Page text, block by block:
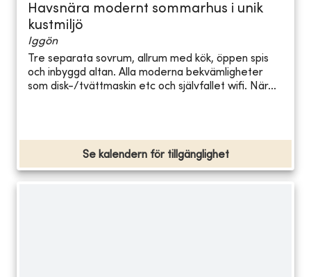
Havsnära modernt sommarhus i unik
kustmiljö
Iggön
Tre separata sovrum, allrum med kök, öppen spis
och inbyggd altan. Alla moderna bekvämligheter
som disk-/tvättmaskin etc och självfallet wifi. När...
Se kalendern för tillgänglighet